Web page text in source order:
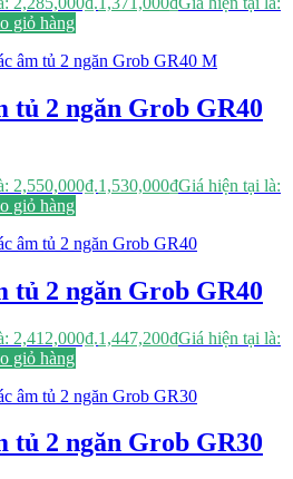
giỏ hàng
tủ 2 ngăn Grob GR40
2,550,000₫.1,530,000₫Giá hiện tại là:
giỏ hàng
tủ 2 ngăn Grob GR40
2,412,000₫.1,447,200₫Giá hiện tại là:
giỏ hàng
tủ 2 ngăn Grob GR30